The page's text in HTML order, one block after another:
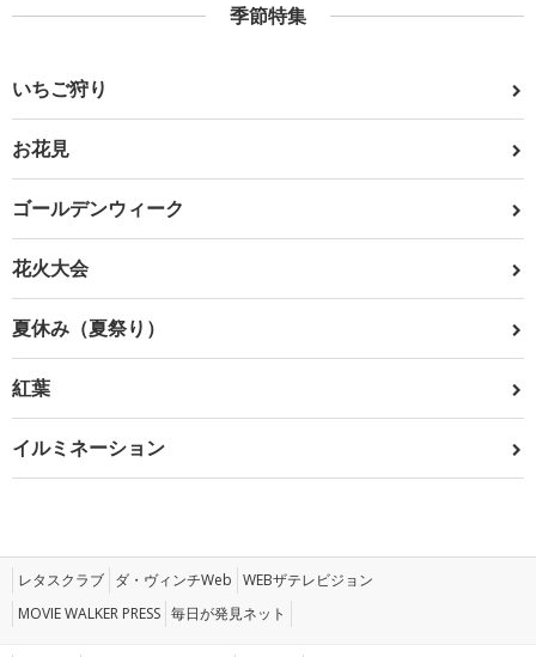
季節特集
いちご狩り
お花見
ゴールデンウィーク
花火大会
夏休み（夏祭り）
紅葉
イルミネーション
レタスクラブ ダ・ヴィンチWeb WEBザテレビジョン
MOVIE WALKER PRESS 毎日が発見ネット